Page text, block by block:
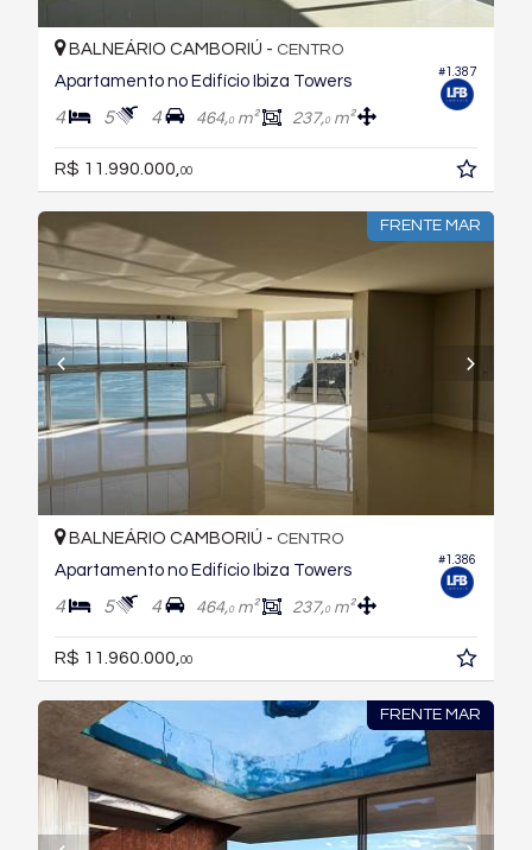
#1.387
BALNEÁRIO CAMBORIÚ - CENTRO
Apartamento no Edifício Ibiza Towers
4 5 4 464,0m² 237,0m²
R$ 11.990.000,00
FRENTE MAR
#1.386
BALNEÁRIO CAMBORIÚ - CENTRO
Apartamento no Edifício Ibiza Towers
4 5 4 464,0m² 237,0m²
R$ 11.960.000, 00
FRENTE MAR